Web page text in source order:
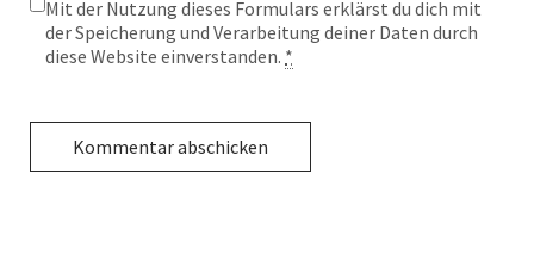
Mit der Nutzung dieses Formulars erklärst du dich mit
der Speicherung und Verarbeitung deiner Daten durch
diese Website einverstanden. *